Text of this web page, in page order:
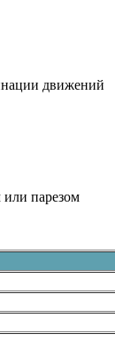
движений
парезом